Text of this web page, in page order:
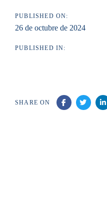
PUBLISHED ON:
26 de octubre de 2024
PUBLISHED IN:
SHARE ON